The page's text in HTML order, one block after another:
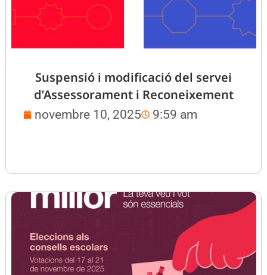
Suspensió i modificació del servei
d’Assessorament i Reconeixement
novembre 10, 2025 9:59 am